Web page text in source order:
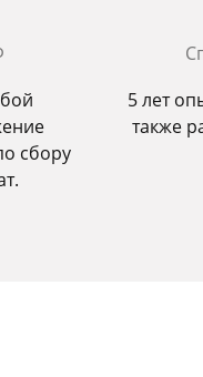
сбору
5 лет
также